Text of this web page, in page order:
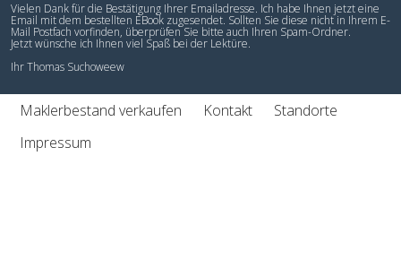
Vielen Dank für die Bestätigung Ihrer Emailadresse. Ich habe Ihnen jetzt eine
Email mit dem bestellten EBook zugesendet. Sollten Sie diese nicht in Ihrem E-
Mail Postfach vorfinden, überprüfen Sie bitte auch Ihren Spam-Ordner.
Jetzt wünsche ich Ihnen viel Spaß bei der Lektüre.
Ihr Thomas Suchoweew
Maklerbestand verkaufen Kontakt
Standorte
Impressum